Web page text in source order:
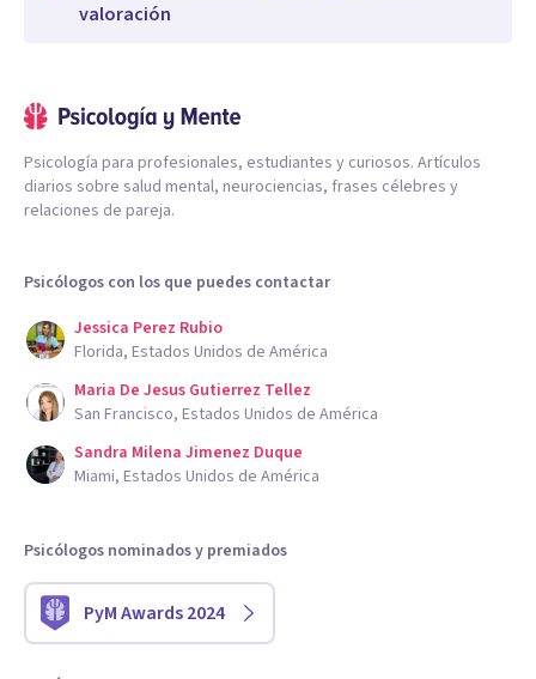
valoración
Psicología para profesionales, estudiantes y curiosos. Artículos
diarios sobre salud mental, neurociencias, frases célebres y
relaciones de pareja.
Psicólogos con los que puedes contactar
Jessica Perez Rubio
Florida, Estados Unidos de América
Maria De Jesus Gutierrez Tellez
San Francisco, Estados Unidos de América
Sandra Milena Jimenez Duque
Miami, Estados Unidos de América
Psicólogos nominados y premiados
PyM Awards 2024